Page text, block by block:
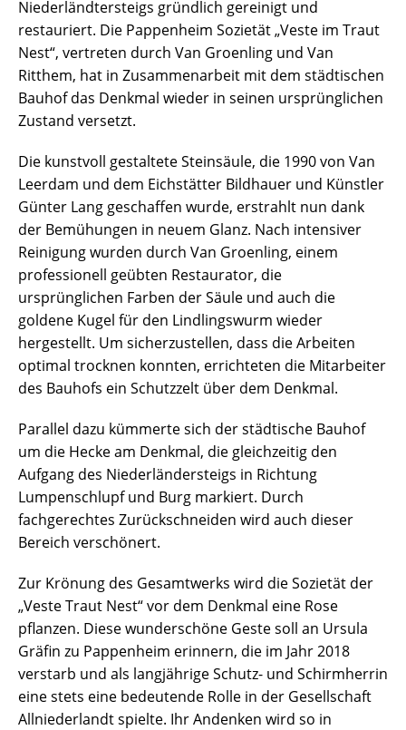
Niederländtersteigs gründlich gereinigt und
restauriert. Die Pappenheim Sozietät „Veste im Traut
Nest“, vertreten durch Van Groenling und Van
Ritthem, hat in Zusammenarbeit mit dem städtischen
Bauhof das Denkmal wieder in seinen ursprünglichen
Zustand versetzt.
Die kunstvoll gestaltete Steinsäule, die 1990 von Van
Leerdam und dem Eichstätter Bildhauer und Künstler
Günter Lang geschaffen wurde, erstrahlt nun dank
der Bemühungen in neuem Glanz. Nach intensiver
Reinigung wurden durch Van Groenling, einem
professionell geübten Restaurator, die
ursprünglichen Farben der Säule und auch die
goldene Kugel für den Lindlingswurm wieder
hergestellt. Um sicherzustellen, dass die Arbeiten
optimal trocknen konnten, errichteten die Mitarbeiter
des Bauhofs ein Schutzzelt über dem Denkmal.
Parallel dazu kümmerte sich der städtische Bauhof
um die Hecke am Denkmal, die gleichzeitig den
Aufgang des Niederländersteigs in Richtung
Lumpenschlupf und Burg markiert. Durch
fachgerechtes Zurückschneiden wird auch dieser
Bereich verschönert.
Zur Krönung des Gesamtwerks wird die Sozietät der
„Veste Traut Nest“ vor dem Denkmal eine Rose
pflanzen. Diese wunderschöne Geste soll an Ursula
Gräfin zu Pappenheim erinnern, die im Jahr 2018
verstarb und als langjährige Schutz- und Schirmherrin
eine stets eine bedeutende Rolle in der Gesellschaft
Allniederlandt spielte. Ihr Andenken wird so in